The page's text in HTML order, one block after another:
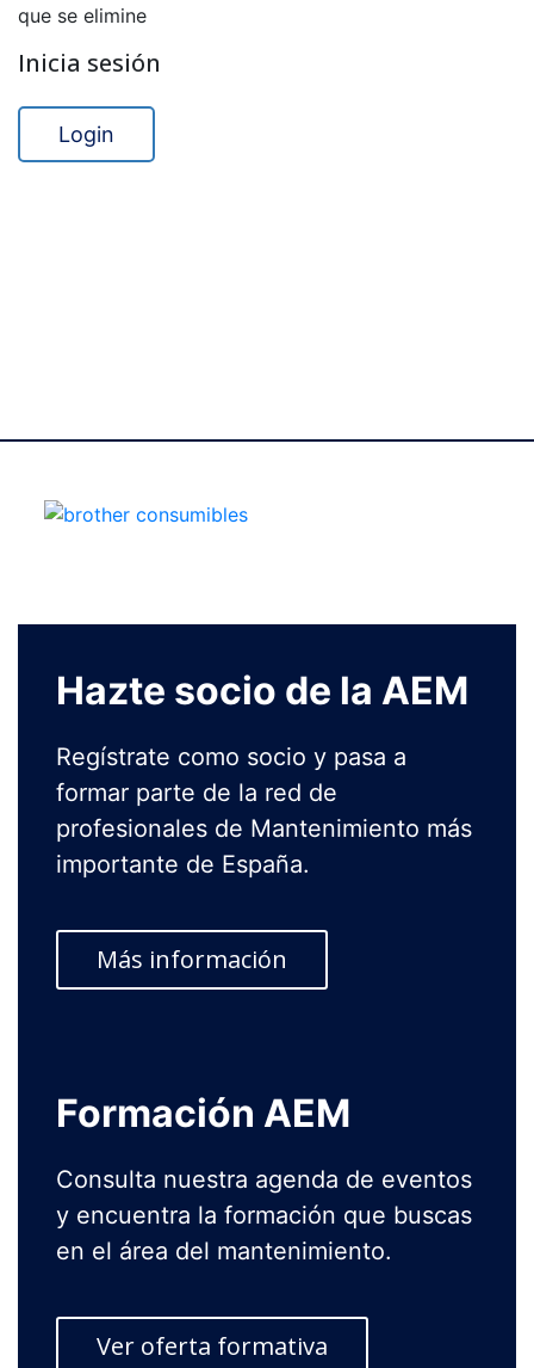
que se elimine
Inicia sesión
Login
Hazte socio de la AEM
Regístrate como socio y pasa a
formar parte de la red de
profesionales de Mantenimiento más
importante de España.
Más información
Formación AEM
Consulta nuestra agenda de eventos
y encuentra la formación que buscas
en el área del mantenimiento.
Ver oferta formativa